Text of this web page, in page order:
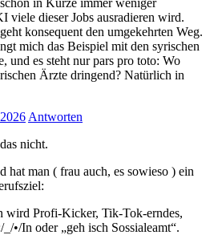
viele dieser Jobs ausradieren wird.
konsequent den umgekehrten Weg.
mich das Beispiel mit den syrischen
und es steht nur pars pro toto: Wo
Ärzte dringend? Natürlich in
Antworten
nicht.
hat man ( frau auch, es sowieso ) ein
wird Profi-Kicker, Tik-Tok-erndes,
•/In oder „geh isch Sossialeamt“.